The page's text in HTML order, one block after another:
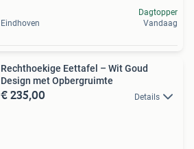
Eindhoven
Dagtopper
Vandaag
Rechthoekige Eettafel – Wit Goud
Design met Opbergruimte
€ 235,00 Details